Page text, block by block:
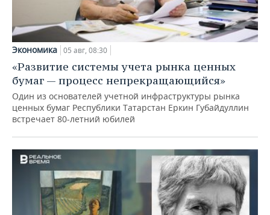
Экономика 05 авг, 08:30
«Развитие системы учета рынка ценных
бумаг — процесс непрекращающийся»
Один из основателей учетной инфраструктуры рынка
ценных бумаг Республики Татарстан Еркин Губайдуллин
встречает 80-летний юбилей